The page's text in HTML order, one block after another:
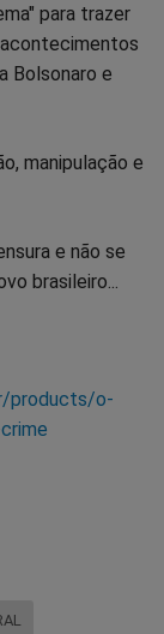
para trazer
Bolsonaro e
manipulação e
e não se
brasileiro...
products/o-